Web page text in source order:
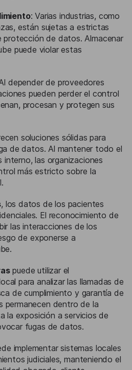
: Varias industrias, como
están sujetas a estrictas
protección de datos. Almacenar
puede violar estas
depender de proveedores
pueden perder el control
procesan y protegen sus
soluciones sólidas para
de datos. Al mantener todo el
las organizaciones
más estricto sobre la
, los datos de los pacientes
El reconocimiento de
las interacciones de los
de exponerse a
puede utilizar el
para analizar las llamadas de
de cumplimiento y garantía de
permanecen dentro de la
la exposición a servicios de
fugas de datos.
implementar sistemas locales
judiciales, manteniendo el